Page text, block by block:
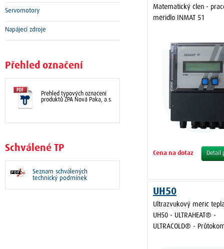
Matematický člen -
měřidlo INMAT 51
Cena na dotaz Detail
UH50
Ultrazvukový měřič
UH50 - ULTRAHEAT® -
ULTRACOLD® -
Servomotory
Napájecí zdroje
Přehled označení
Přehled typových označení
produktů ZPA Nová Paka, a.s.
Schválené TP
Seznam schválených
technický podmínek